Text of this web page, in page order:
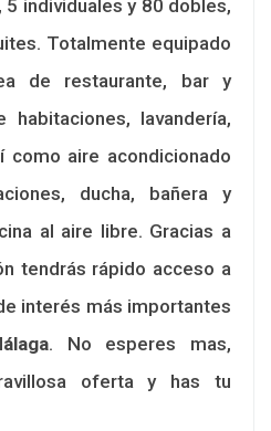
individuales y 80 dobles,
Totalmente equipado
de restaurante, bar y
lavandería,
como aire acondicionado
ducha, bañera y
al aire libre. Gracias a
tendrás rápido acceso a
interés más importantes
. No esperes mas,
oferta y has tu